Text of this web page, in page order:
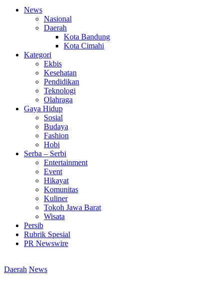
News
Nasional
Daerah
Kota Bandung
Kota Cimahi
Kategori
Ekbis
Kesehatan
Pendidikan
Teknologi
Olahraga
Gaya Hidup
Sosial
Budaya
Fashion
Hobi
Serba – Serbi
Entertainment
Event
Hikayat
Komunitas
Kuliner
Tokoh Jawa Barat
Wisata
Persib
Rubrik Spesial
PR Newswire
Daerah News